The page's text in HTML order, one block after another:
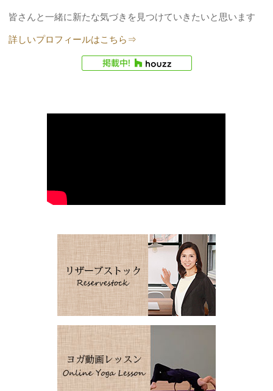
皆さんと一緒に新たな気づきを見つけていきたいと思います
詳しいプロフィールはこちら⇒